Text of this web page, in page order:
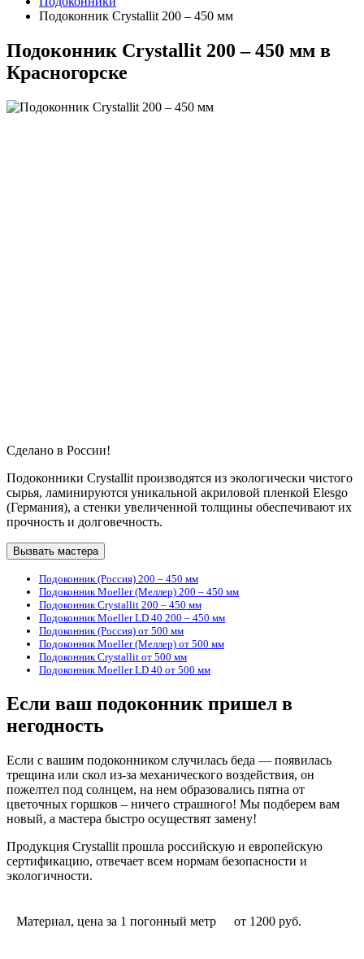
Подоконник Crystallit 200 – 450 мм
Подоконник Crystallit 200 – 450 мм в
Красногорске
Сделано в России!
Подоконники Crystallit производятся из экологически чистого
сырья, ламинируются уникальной акриловой пленкой Elesgo
(Германия), а стенки увеличенной толщины обеспечивают их
прочность и долговечность.
Вызвать мастера
Подоконник (Россия) 200 – 450 мм
Подоконник Moeller (Меллер) 200 – 450 мм
Подоконник Crystallit 200 – 450 мм
Подоконник Moeller LD 40 200 – 450 мм
Подоконник (Россия) от 500 мм
Подоконник Moeller (Меллер) от 500 мм
Подоконник Crystallit от 500 мм
Подоконник Moeller LD 40 от 500 мм
Если ваш подоконник пришел в
негодность
Если с вашим подоконником случилась беда — появилась
трещина или скол из-за механического воздействия, он
пожелтел под солнцем, на нем образовались пятна от
цветочных горшков – ничего страшного! Мы подберем вам
новый, а мастера быстро осуществят замену!
Продукция Crystallit прошла российскую и европейскую
сертификацию, отвечает всем нормам безопасности и
экологичности.
Материал, цена за 1 погонный метр от 1200 руб.